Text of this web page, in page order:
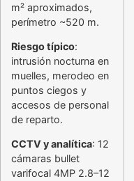
m² aproximados,
perímetro ~520 m.
Riesgo típico:
intrusión nocturna en
muelles, merodeo en
puntos ciegos y
accesos de personal
de reparto.
CCTV y analítica: 12
cámaras bullet
varifocal 4MP 2.8–12